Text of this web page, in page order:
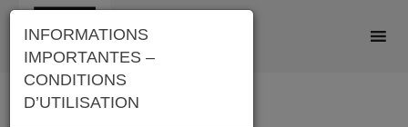
Skip
content
INFORMATIONS
IMPORTANTES –
CONDITIONS
D’UTILISATION